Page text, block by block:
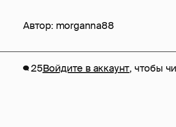
Автор: morganna88
25Войдите в аккаунт, чтобы